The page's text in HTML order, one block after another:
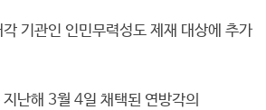
기관인 인민무력성도 제재 대상에 추가
난해 3월 4일 채택된 연방각의